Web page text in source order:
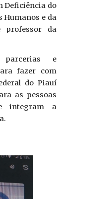
Deficiência do
e da
professor da
parcerias e
fazer com
do Piauí
as pessoas
integram a